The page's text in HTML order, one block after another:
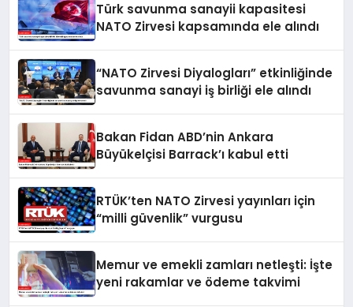
Türk savunma sanayii kapasitesi
NATO Zirvesi kapsamında ele alındı
“NATO Zirvesi Diyalogları” etkinliğinde
savunma sanayi iş birliği ele alındı
Bakan Fidan ABD’nin Ankara
Büyükelçisi Barrack’ı kabul etti
RTÜK’ten NATO Zirvesi yayınları için
“milli güvenlik” vurgusu
Memur ve emekli zamları netleşti: İşte
yeni rakamlar ve ödeme takvimi